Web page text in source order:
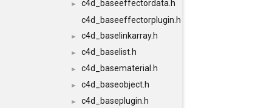
►
c4d_baseeffectordata.h
c4d_baseeffectorplugin.h
► c4d_baselinkarray.h
► c4d_baselist.h
► c4d_basematerial.h
► c4d_baseobject.h
► c4d_baseplugin.h